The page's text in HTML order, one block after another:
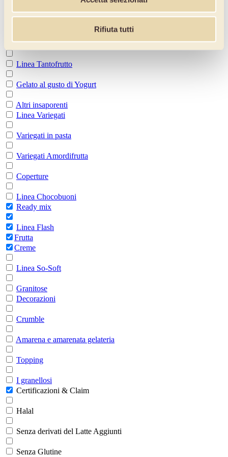
Rifiuta tutti
Linea superpremium
Paste di frutta
Linea Tantofrutto
Gelato al gusto di Yogurt
Altri insaporenti
Linea Variegati
Variegati in pasta
Variegati Amordifrutta
Coperture
Linea Chocobuoni
Ready mix
Linea Flash
Frutta
Creme
Linea So-Soft
Granitose
Decorazioni
Crumble
Amarena e amarenata gelateria
Topping
I granellosi
Certificazioni & Claim
Halal
Senza derivati del Latte Aggiunti
Senza Glutine